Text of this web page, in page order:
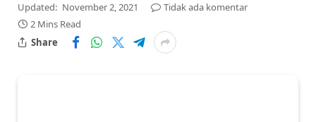
Updated: November 2, 2021
Tidak ada komentar
2 Mins Read
Share